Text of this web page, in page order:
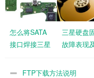
怎么将SATA
接口焊接三星
路板上？三星
三星硬盘
故障表现
FTP下载方法说明